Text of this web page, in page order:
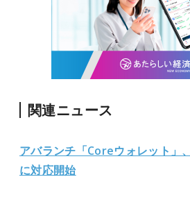
関連ニュース
アバランチ「Coreウォレット」
に対応開始